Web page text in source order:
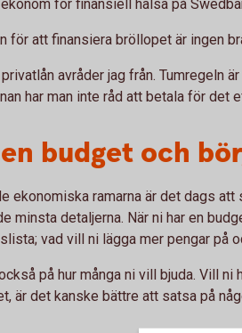
för finansiell hälsa på
för att finansiera bröllopet är ingen
avråder jag från. Tumregeln
har man inte råd att betala för det
en budget och
ekonomiska ramarna är det dags att
minsta detaljerna. När ni har en
vad vill ni lägga mer pengar på
på hur många ni vill bjuda. Vill
är det kanske bättre att satsa på